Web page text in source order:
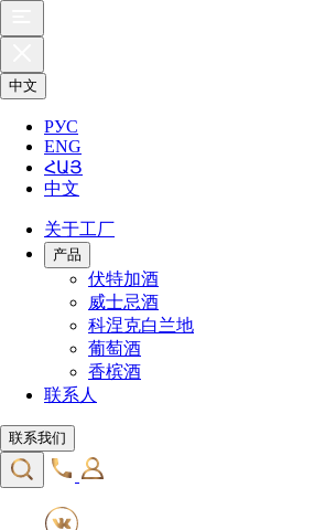
中文
РУС
ENG
ՀԱՅ
中文
关于工厂
产品
伏特加酒
威士忌酒
科涅克白兰地
葡萄酒
香槟酒
联系人
联系我们